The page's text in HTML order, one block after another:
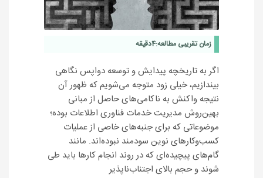
زمان تقریبی مطالعه:4دقیقه
اگر به تاریخچه پیدایش و توسعه دواپس نگاهی
بیندازیم، خیلی زود متوجه می‌شویم که ظهور آن
نتیجه واکنش به ناکامی‌های حاصل از مبانی
بهین‌روش مدیریت خدمات فناوری اطلاعات بوده؛
موضوعاتی که برای جنبه‌های خاصی از عملیات
کسب‌وکارهای نوین سودمند نبوده‌اند. مانند
گام‌های پیچیده‌ای که در روند انجام کارها باید طی
شوند و حجم بالای اجتناب‌ناپذیر